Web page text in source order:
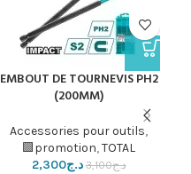
EMBOUT DE TOURNEVIS PH2
(200MM)
Accessories pour outils,
promotion,TOTAL🟩
د.ج3,100 د.ج2,300